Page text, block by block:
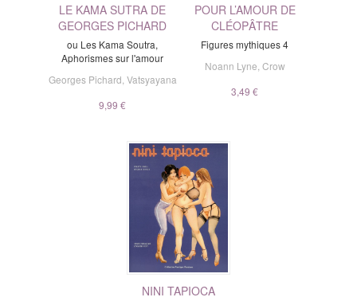
LE KAMA SUTRA DE
GEORGES PICHARD
ou Les Kama Soutra,
Aphorismes sur l'amour
Georges Pichard Vatsyayana
9,99 €
POUR L’AMOUR DE
CLÉOPÂTRE
Figures mythiques 4
Noann Lyne Crow
3,49 €
NINI TAPIOCA